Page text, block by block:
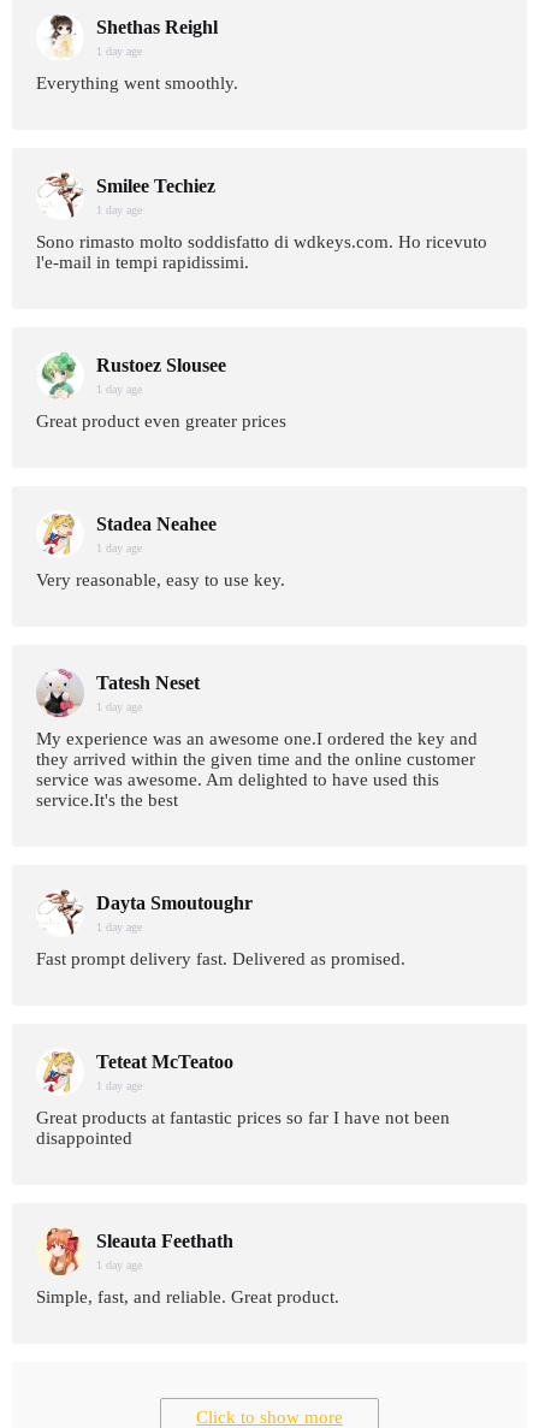
Shethas Reighl
1 day age
Everything went smoothly.
Smilee Techiez
1 day age
Sono rimasto molto soddisfatto di wdkeys.com. Ho ricevuto
l'e-mail in tempi rapidissimi.
Rustoez Slousee
1 day age
Great product even greater prices
Stadea Neahee
1 day age
Very reasonable, easy to use key.
Tatesh Neset
1 day age
My experience was an awesome one.I ordered the key and
they arrived within the given time and the online customer
service was awesome. Am delighted to have used this
service.It's the best
Dayta Smoutoughr
1 day age
Fast prompt delivery fast. Delivered as promised.
Teteat McTeatoo
1 day age
Great products at fantastic prices so far I have not been
disappointed
Sleauta Feethath
1 day age
Simple, fast, and reliable. Great product.
Click to show more